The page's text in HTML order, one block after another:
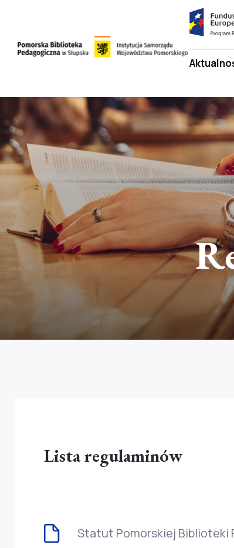
Przejdź
treści
Przejdź
głównej
Program
Lista regulaminów
Statut Pomorskiej Biblioteki